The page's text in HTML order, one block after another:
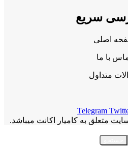
سریع
اصلی
با ما
متداول
Telegram
متعلق به کامیار اکانت میباشد.